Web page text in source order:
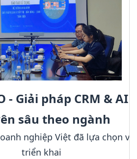
- Giải pháp CRM & AI
sâu theo ngành
nghiệp Việt đã lựa chọn và
triển khai